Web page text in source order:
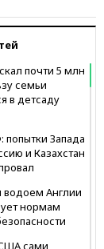
почти 5 млн
семьи
в детсаду
Запада
и Казахстан
Англии
нормам
сами